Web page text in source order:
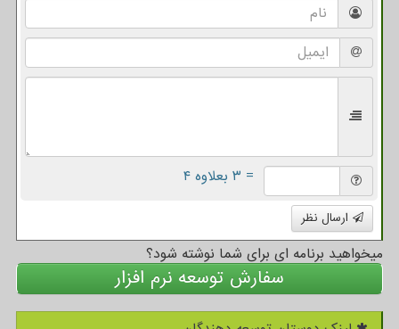
= ۳ بعلاوه ۴
ارسال نظر
میخواهید برنامه ای برای شما نوشته شود؟
سفارش توسعه نرم افزار